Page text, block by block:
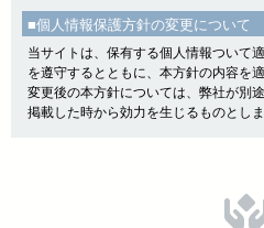
■個人情報保護方針の変更について
当サイトは、保有する個人情報ついて
を遵守するとともに、本方針の内容を
変更後の本方針については、弊社が別
掲載した時から効力を生じるものとしま